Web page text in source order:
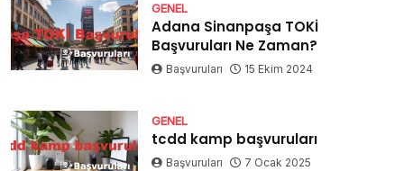
GENEL
Adana Sinanpaşa TOKİ
Başvuruları Ne Zaman?
Başvuruları 15 Ekim 2024
GENEL
tcdd kamp başvuruları
Başvuruları 7 Ocak 2025